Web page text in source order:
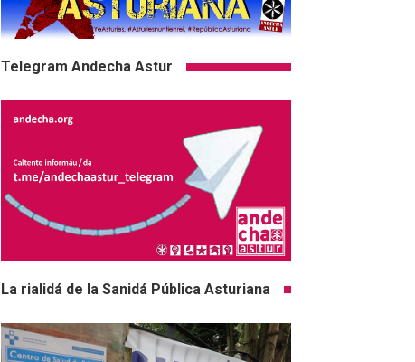
Telegram Andecha Astur
La rialidá de la Sanidá Pública Asturiana